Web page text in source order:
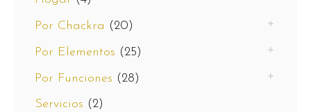
Por Chackra (20)
Por Elementos (25)
Por Funciones (28)
Servicios (2)